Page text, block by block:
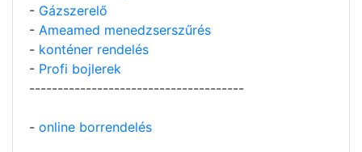
- Gázszerelő
- Ameamed menedzserszűrés
- konténer rendelés
- Profi bojlerek
--------------------------------------
- online borrendelés